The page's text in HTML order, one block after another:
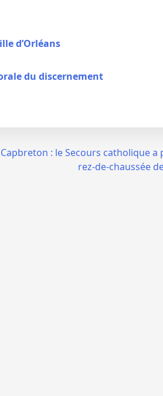
d’Orléans
du discernement
Capbreton : le Secours catholique a
rez-de-chaussée